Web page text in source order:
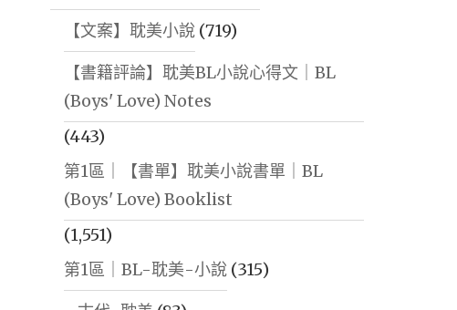
【文案】耽美小說(719)
【書籍評論】耽美BL小說心得文｜BL
(Boys' Love) Notes
(443)
第1區｜【書單】耽美小說書單｜BL
(Boys' Love) Booklist
(1,551)
第1區｜BL-耽美-小說(315)